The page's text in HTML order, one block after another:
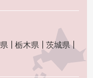
栃木県
茨城県